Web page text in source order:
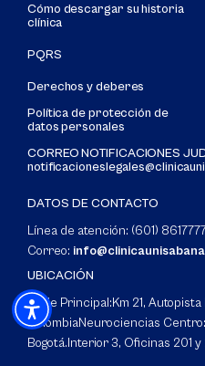
Cómo descargar su historia
clínica
PQRS
Derechos y deberes
Política de protección de
datos personales
CORREO NOTIFICACIONES
DATOS DE CONTACTO
Línea de atención: (601)
Correo:
UBICACIÓN
Sede Principal:Km 21,
ColombiaNeurociencias
Bogotá.Interior 3, Oficinas 201 y